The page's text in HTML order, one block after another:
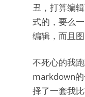
丑，打算编
式的，要么
编辑，而且
不死心的我
markdown
择了一套我